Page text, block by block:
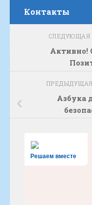
Контакты
СЛЕДУЮЩАЯ
Активно!
Азбука
Решаем вместе